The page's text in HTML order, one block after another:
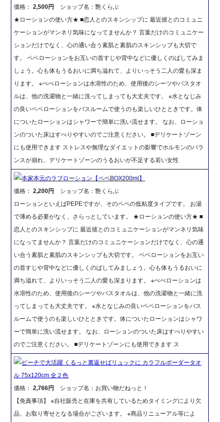
価格：2,500円
ショップ名：艶くらぶ
★ローションの使い方★ ■恋人とのスキンシップに 最近彼とのコミュニ
ケーションがマンネリ気味になってませんか？ 言葉だけのコミュニケー
ションだけでなく、心の通い合う素肌と素肌のスキンシップも大切で
す。 ペペローションをお互いの首すじや背中などに優しくのばしてみま
しょう。心も体もうるおいに満ち溢れて、よりいっそう二人の愛も深ま
ります。 ※ぺぺローションは水溶性のため、使用後のシーツやバスタオ
ルは、他の洗濯物と一緒に洗ってしまっても大丈夫です。 ※水となじみ
の良いペペローションをバスルームで使うのも楽しいひとときです。体
についたローションはシャワーで簡単に洗い流せます。 なお、ローショ
ンのついた床はすべりやすいのでご注意ください。 ■デリケートゾーン
にも使用できます ストレスや無理なダイエットの影響でホルモンのバラ
ンスが崩れ、デリケートゾーンのうるおいが不足する若い女性
本家本元のラブローション【ペペBOX200ml】
価格：2,200円
ショップ名：艶くらぶ
ローションといえばPEPEですが、そのペペの低粘度タイプです。 お湯
で薄める必要がなく、さらっとしています。 ★ローションの使い方★ ■
恋人とのスキンシップに 最近彼とのコミュニケーションがマンネリ気味
になってませんか？ 言葉だけのコミュニケーションだけでなく、心の通
い合う素肌と素肌のスキンシップも大切です。 ペペローションをお互い
の首すじや背中などに優しくのばしてみましょう。心も体もうるおいに
満ち溢れて、よりいっそう二人の愛も深まります。 ※ぺぺローションは
水溶性のため、使用後のシーツやバスタオルは、他の洗濯物と一緒に洗
ってしまっても大丈夫です。 ※水となじみの良いペペローションをバス
ルームで使うのも楽しいひとときです。体についたローションはシャワ
ーで簡単に洗い流せます。 なお、ローションのついた床はすべりやすい
のでご注意ください。 ■デリケートゾーンにも使用できます ス
ビーチで大活躍 くるっと裏返せばリュックに カラフルボーダータオ
ル 75x120cm 全２色
価格：2,766円
ショップ名：お買い物だねっと！
【免責事項】 ※自社販売と在庫を共有しているためタイミングにより欠
品、お取り寄せとなる場合がございます。 ※商品リニューアル等によ